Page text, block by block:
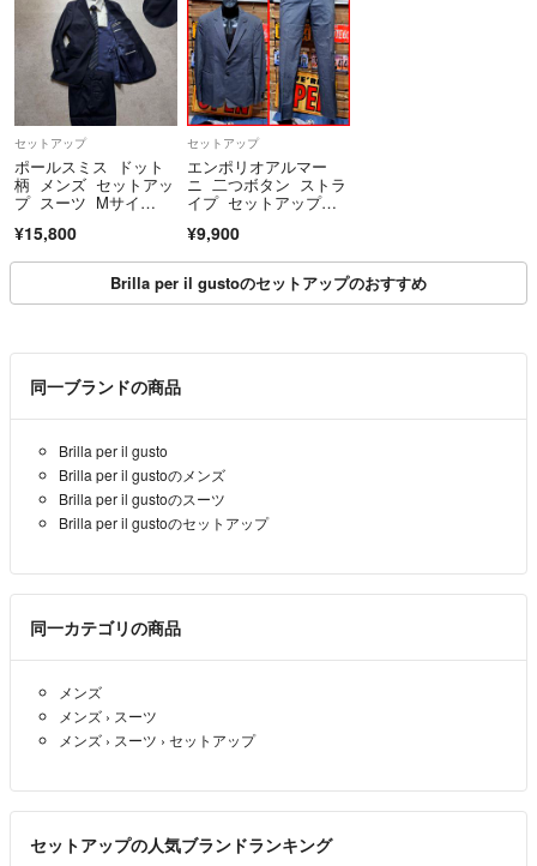
セットアップ
ポールスミス ドット
柄 メンズ セットアッ
プ スーツ Mサイ
¥15,800
セットアップ
エンポリオアルマー
ニ 二つボタン ストラ
イプ セットアップス
¥9,900
Brilla per il gustoのセットアップのおすすめ
同一ブランドの商品
Brilla per il gusto
Brilla per il gustoのメンズ
Brilla per il gustoのスーツ
Brilla per il gustoのセットアップ
同一カテゴリの商品
メンズ
メンズ › スーツ
メンズ › スーツ › セットアップ
セットアップの人気ブランドランキング